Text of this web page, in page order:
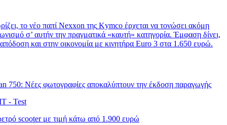
το νέο παπί Nexxon της Kymco έρχεται να τονώσει ακόμη
σ’ αυτήν την πραγματικά «καυτή» κατηγορία. Έμφαση δίνει,
και στην οικονομία με κινητήρα Euro 3 στα 1.650 ευρώ.
750: Νέες φωτογραφίες αποκαλύπτουν την έκδοση παραγωγής
- Test
scooter με τιμή κάτω από 1.900 ευρώ